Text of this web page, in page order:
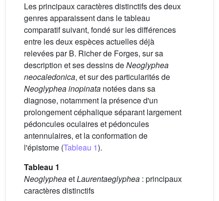
Les principaux caractères distinctifs des deux
genres apparaissent dans le tableau
comparatif suivant, fondé sur les différences
entre les deux espèces actuelles déjà
relevées par B. Richer de Forges, sur sa
description et ses dessins deNeoglyphea
neocaledonica, et sur des particularités de
Neoglyphea inopinata notées dans sa
diagnose, notamment la présence d'un
prolongement céphalique séparant largement
pédoncules oculaires et pédoncules
antennulaires, et la conformation de
l'épistome (Tableau 1).
Tableau 1
NeoglypheaetLaurentaeglyphea : principaux
caractères distinctifs